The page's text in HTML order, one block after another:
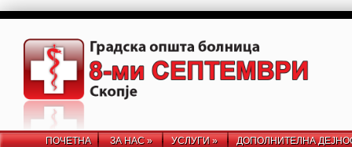
ПОЧЕТНА ЗА НАС» УСЛУГИ» ДОПОЛНИТЕЛНА